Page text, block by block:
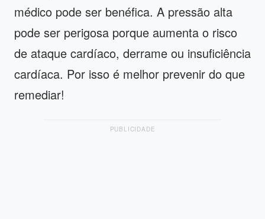
médico pode ser benéfica. A pressão alta
pode ser perigosa porque aumenta o risco
de ataque cardíaco, derrame ou insuficiência
cardíaca. Por isso é melhor prevenir do que
remediar!
PUBLICIDADE